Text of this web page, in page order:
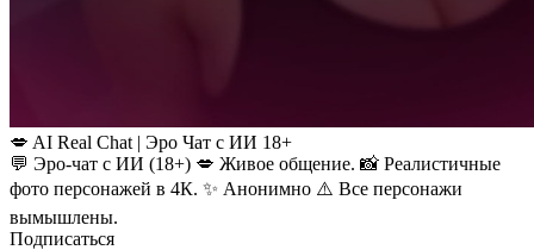
💋 AI Real Chat | Эро Чат с ИИ 18+
💬 Эро-чат с ИИ (18+) 💋 Живое общение. 📸 Реалистичные
фото персонажей в 4К. ✨ Анонимно ⚠️ Все персонажи
вымышлены.
Подписаться